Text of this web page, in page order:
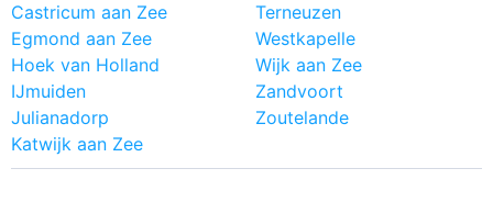
Castricum aan Zee
Egmond aan Zee
Hoek van Holland
IJmuiden
Julianadorp
Katwijk aan Zee
Terneuzen
Westkapelle
Wijk aan Zee
Zandvoort
Zoutelande